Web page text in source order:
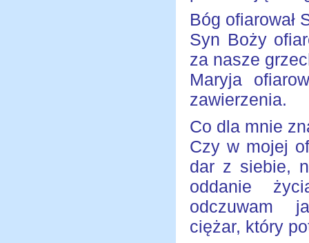
Bóg ofiarował
Syn Boży
za nasze
Maryja
zawierzenia.
Co dla mnie
Czy w mojej
dar z siebie,
oddanie
odczuwam
ciężar, który